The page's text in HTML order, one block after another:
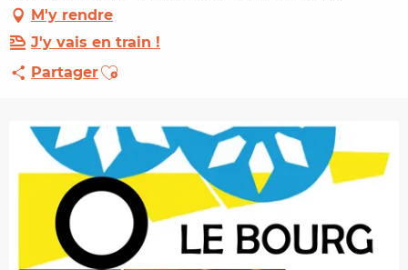
M'y rendre
J'y vais en train !
PartagerAjouter aux favoris